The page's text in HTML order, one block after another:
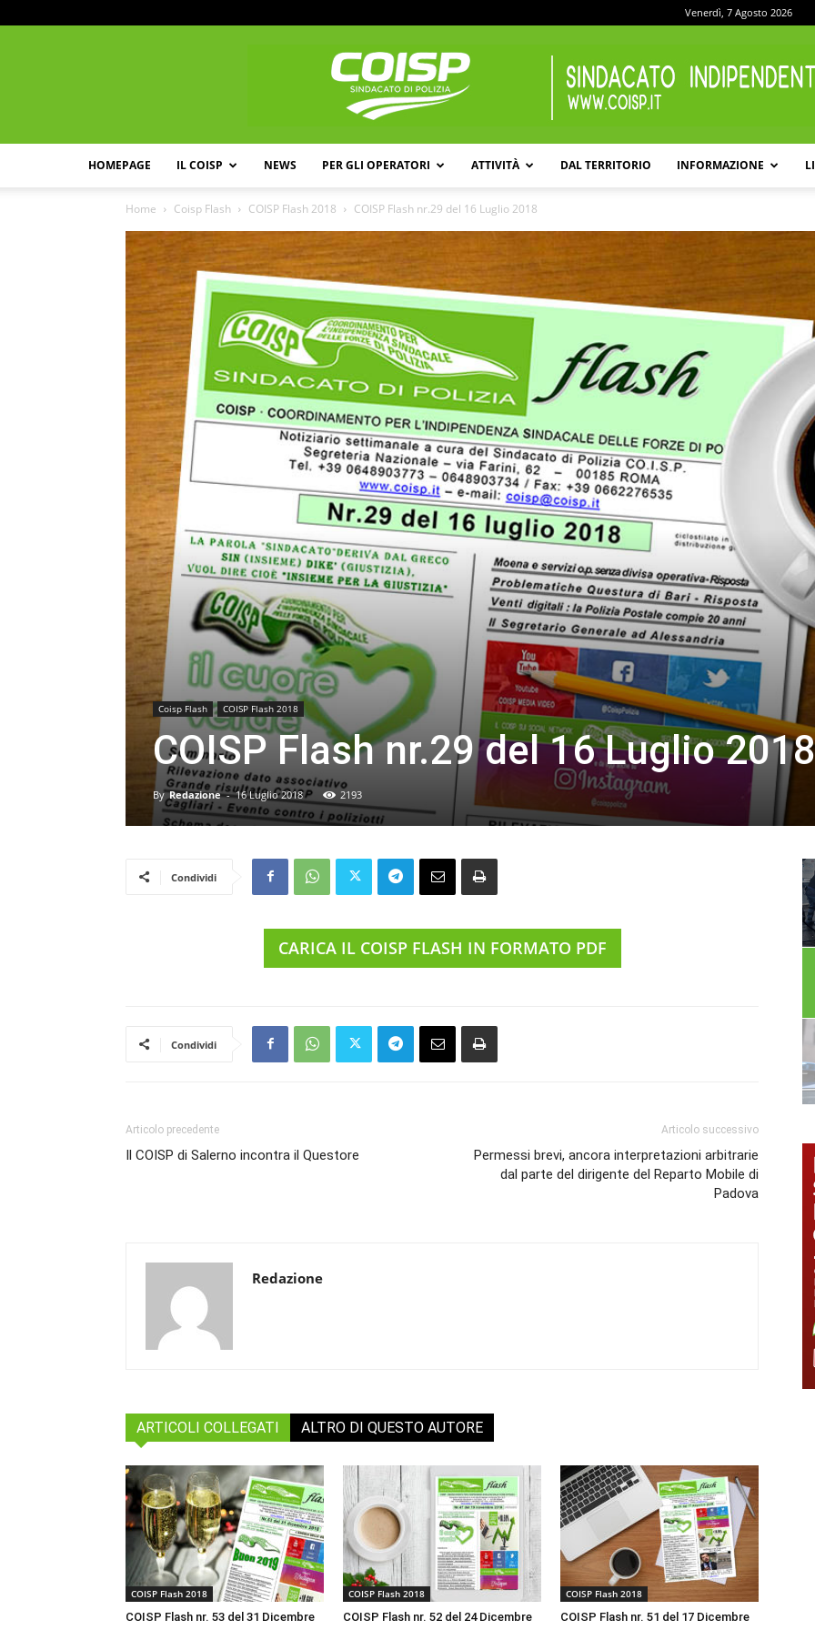
Venerdì, 7 Agosto 2026
HOMEPAGE IL COISP NEWS PER GLI OPERATORI ATTIVITÀ DAL TERRITORIO INFORMAZIONE
Home Coisp Flash COISP Flash 2018 COISP Flash nr.29 del 16 Luglio 2018
Coisp Flash COISP Flash 2018
COISP Flash nr.29 del 16 Luglio 2018
By Redazione - 16 Luglio 2018 2193
Condividi
CARICA IL COISP FLASH IN FORMATO PDF
Condividi
Articolo precedente
Il COISP di Salerno incontra il Questore
Articolo successivo
Permessi brevi, ancora interpretazioni arbitrarie
dal parte del dirigente del Reparto Mobile di
Padova
Redazione
ARTICOLI COLLEGATI ALTRO DI QUESTO AUTORE
COISP Flash 2018
COISP Flash nr. 53 del 31 Dicembre
COISP Flash 2018
COISP Flash nr. 52 del 24 Dicembre
COISP Flash 2018
COISP Flash nr. 51 del 17 Dicembre